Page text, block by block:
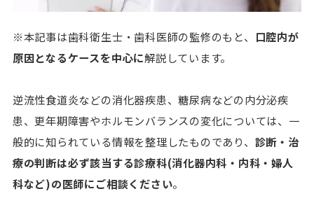
※本記事は歯科衛生士・歯科医師の監修のもと、
口腔内が
原因となるケースを中心に解説しています。
逆流性食道炎などの消化器疾患、糖尿病などの内分泌疾
患、更年期障害やホルモンバランスの変化については、一
般的に知られている情報を整理したものであり、 診断・治
療の判断は必ず該当する診療科(消化器内科・内科・婦人
科など)の医師にご相談ください。